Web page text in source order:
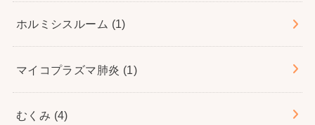
ホルミシスルーム (1)
マイコプラズマ肺炎 (1)
むくみ (4)